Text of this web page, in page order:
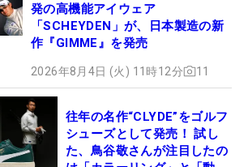
発の高機能アイウェア
「SCHEYDEN」が、日本製造の新
作『GIMME』を発売
2026年8月4日 (火) 11時12分 11
往年の名作“CLYDE”をゴルフ
シューズとして発売！ 試し
た、鳥谷敬さんが注目したの